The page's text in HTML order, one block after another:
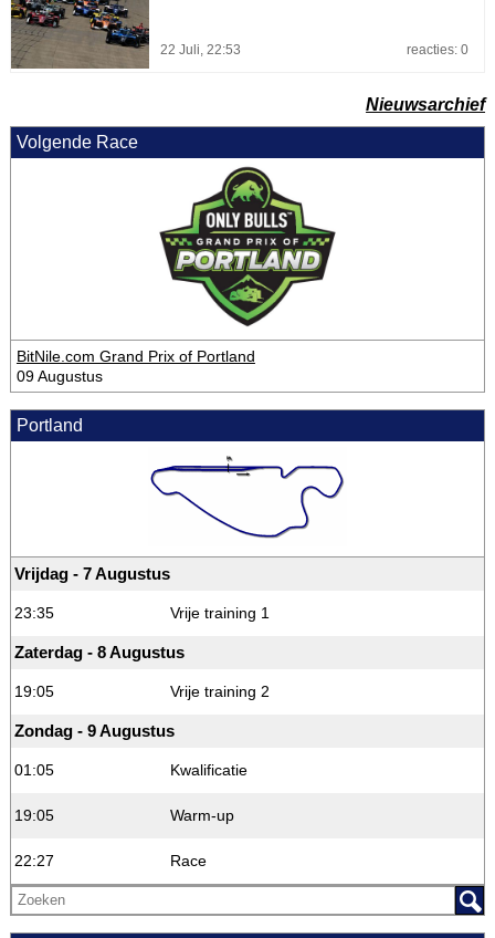
22 Juli, 22:53 reacties: 0
Nieuwsarchief
Volgende Race
BitNile.com Grand Prix of Portland
09 Augustus
Portland
Vrijdag - 7 Augustus
23:35 Vrije training 1
Zaterdag - 8 Augustus
19:05 Vrije training 2
Zondag - 9 Augustus
01:05 Kwalificatie
19:05 Warm-up
22:27 Race